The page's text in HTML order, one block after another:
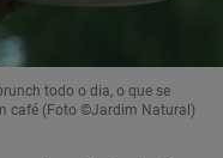
todo o dia, o que se
café (Foto ©Jardim Natural)